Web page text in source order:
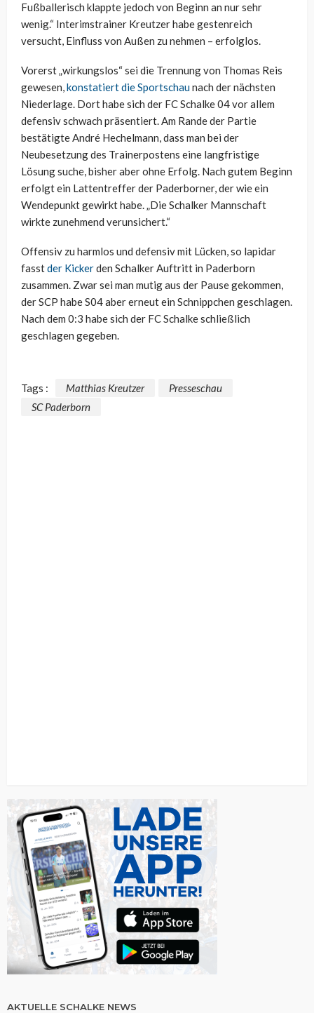
Fußballerisch klappte jedoch von Beginn an nur sehr
wenig.“ Interimstrainer Kreutzer habe gestenreich
versucht, Einfluss von Außen zu nehmen – erfolglos.
Vorerst „wirkungslos“ sei die Trennung von Thomas Reis
gewesen,konstatiert die Sportschaunach der nächsten
Niederlage. Dort habe sich der FC Schalke 04 vor allem
defensiv schwach präsentiert. Am Rande der Partie
bestätigte André Hechelmann, dass man bei der
Neubesetzung des Trainerpostens eine langfristige
Lösung suche, bisher aber ohne Erfolg. Nach gutem Beginn
erfolgt ein Lattentreffer der Paderborner, der wie ein
Wendepunkt gewirkt habe. „Die Schalker Mannschaft
wirkte zunehmend verunsichert.“
Offensiv zu harmlos und defensiv mit Lücken, so lapidar
fasstder Kickerden Schalker Auftritt in Paderborn
zusammen. Zwar sei man mutig aus der Pause gekommen,
der SCP habe S04 aber erneut ein Schnippchen geschlagen.
Nach dem 0:3 habe sich der FC Schalke schließlich
geschlagen gegeben.
Tags : Matthias Kreutzer
Presseschau
SC Paderborn
AKTUELLE SCHALKE NEWS